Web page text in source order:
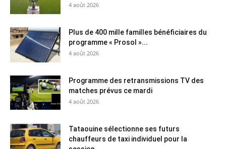
4 août 2026
Plus de 400 mille familles bénéficiaires du
programme « Prosol »...
4 août 2026
Programme des retransmissions TV des
matches prévus ce mardi
4 août 2026
Tataouine sélectionne ses futurs
chauffeurs de taxi individuel pour la